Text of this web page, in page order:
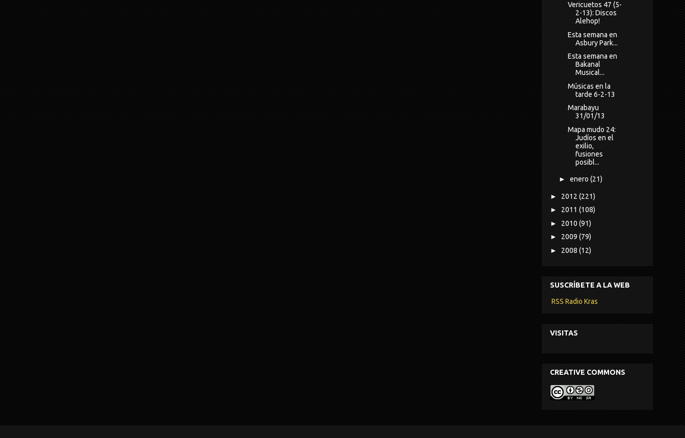
Vericuetos 47 (5-
2-13): Discos
Alehop!
Esta semana en
Asbury Park...
Esta semana en
Bakanal
Musical...
Músicas en la
tarde 6-2-13
Marabayu
31/01/13
Mapa mudo 24:
Judíos en el
exilio,
fusiones
posibl...
► enero (21)
► 2012 (221)
► 2011 (108)
► 2010 (91)
► 2009 (79)
► 2008 (12)
SUSCRÍBETE A LA WEB
RSS Radio Kras
VISITAS
CREATIVE COMMONS